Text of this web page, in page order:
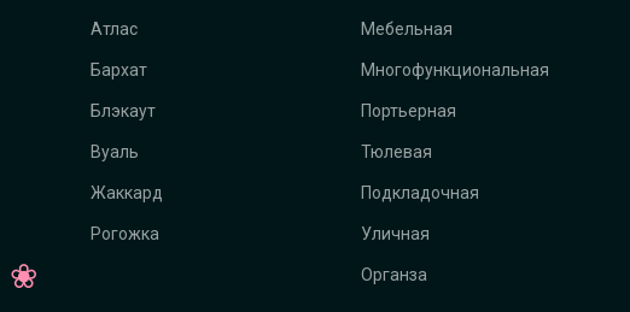
Атлас
Бархат
Блэкаут
Вуаль
Жаккард
Рогожка
Мебельная
Многофункциональная
Портьерная
Тюлевая
Подкладочная
Уличная
Органза